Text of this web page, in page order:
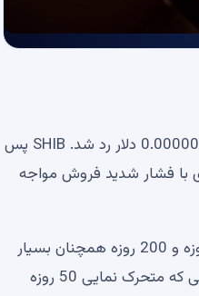
شیبا اینو بار دیگر نتوانست سطح قیمت روانی مهمی را بدست آورد و سکه میم به شدت نزدیک به 0.000005 دلار رد شد. SHIB پس
با فشار شدید فروش مواجه
SHIB همچنان پایین تر از میانگین های متحرک اصلی در نمودار روزانه است. میانگین متحرک 100 روزه و 200 روزه همچنان بسیار
بالاتر از سطح قیمت فعلی خود هستند، که نشان می دهد روند بلندمدت چقدر ضعیف است، در حالی که متحرک نمایی 50 روزه